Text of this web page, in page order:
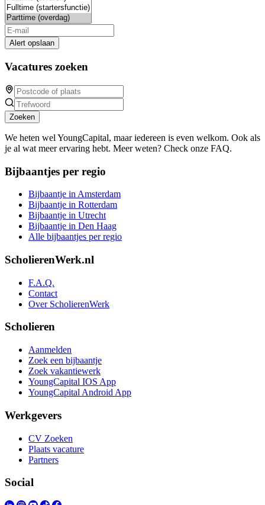
Alert opslaan
Vacatures zoeken
Zoeken
We heten wel YoungCapital, maar iedereen is even welkom. Ook als
je al wat meer ervaring hebt. Meer weten? Check onze FAQ.
Bijbaantjes per regio
Bijbaantje in Amsterdam
Bijbaantje in Rotterdam
Bijbaantje in Utrecht
Bijbaantje in Den Haag
Alle bijbaantjes per regio
ScholierenWerk.nl
F.A.Q.
Contact
Over ScholierenWerk
Scholieren
Aanmelden
Zoek een bijbaantje
Zoek vakantiewerk
YoungCapital IOS App
YoungCapital Android App
Werkgevers
CV Zoeken
Plaats vacature
Partners
Social